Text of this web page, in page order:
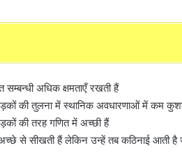
अधिक क्षमताएँ रखती हैं
की तुलना में स्थानिक अवधारणाओं में कम
की तरह गणित में अच्छी हैं
से सीखती हैं लेकिन उन्हें तब कठिनाई आती है